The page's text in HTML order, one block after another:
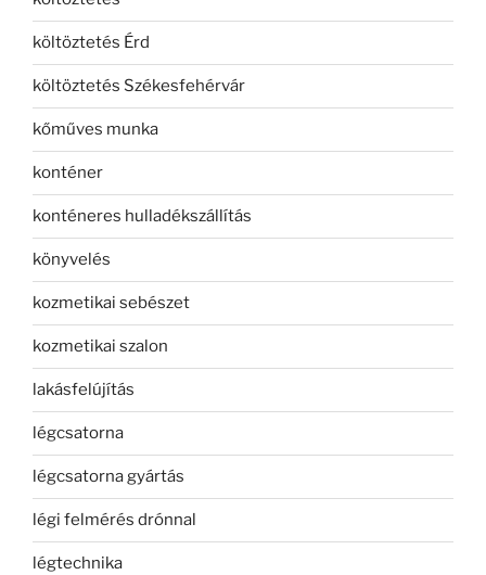
költöztetés Érd
költöztetés Székesfehérvár
kőműves munka
konténer
konténeres hulladékszállítás
könyvelés
kozmetikai sebészet
kozmetikai szalon
lakásfelújítás
légcsatorna
légcsatorna gyártás
légi felmérés drónnal
légtechnika